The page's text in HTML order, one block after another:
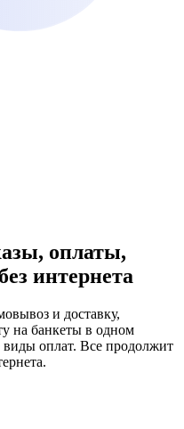
оплаты,
интернета
и доставку,
на банкеты в одном
оплат. Все продолжит